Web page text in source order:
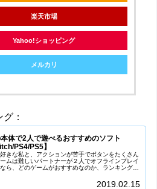
楽天市場
Yahoo!ショッピング
メルカリ
：
体で2人で遊べるおすすめのソフト
PS4/PS5】
きな私と、アクションが苦手でボタンをたくさん
ムは難しいパートナーが２人でオフラインプレイ
ら、どのゲームがおすすめなのか、ランキングを
2019.02.15